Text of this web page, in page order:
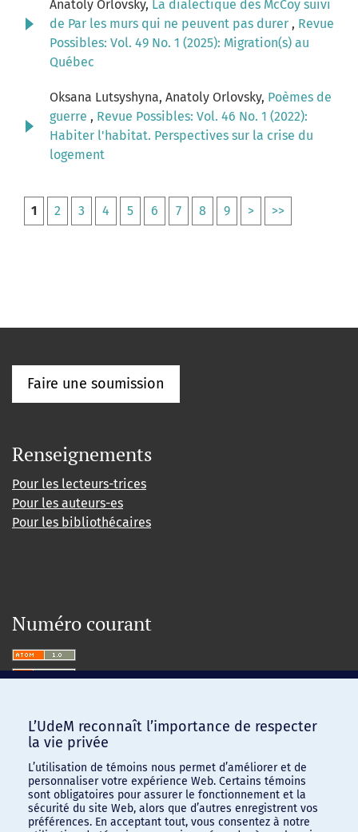
Anatoly Orlovsky, La dialectique des McCoy suivi
de Par les murs qui ne peuvent pas durer , Revue
Possibles: Vol. 49 No. 1 (2025): Migration(s) au
Québec
Oksana Lutsyshyna, Anatoly Orlovsky, Poèmes de
guerre , Revue Possibles: Vol. 46 No. 1 (2022):
Habiter l'habitat. Perspectives sur la crise du
logement
1 2 3 4 5 6 7 8 9 > >>
Faire une soumission
Renseignements
Pour les lecteurs-trices
Pour les auteurs-es
Pour les bibliothécaires
Numéro courant
L’UdeM reconnaît l’importance de respecter
la vie privée
L’utilisation de témoins nous permet d’améliorer et de
personnaliser votre expérience Web. Certains témoins
sont obligatoires pour assurer le fonctionnement et la
sécurité du site Web, alors que d’autres enregistrent vos
préférences. En acceptant tout, vous consentez à notre